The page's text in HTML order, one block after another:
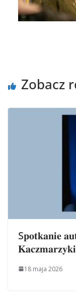
Zobacz
S𝐩𝐨𝐭𝐤𝐚𝐧𝐢𝐞
18 maja 2026